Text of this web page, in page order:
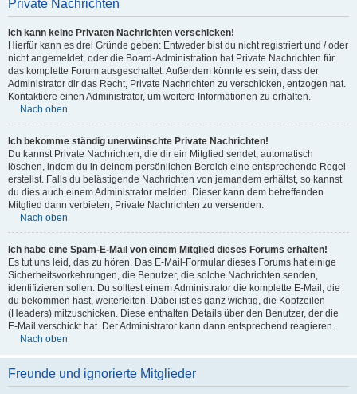
Private Nachrichten
Ich kann keine Privaten Nachrichten verschicken!
Hierfür kann es drei Gründe geben: Entweder bist du nicht registriert und / oder
nicht angemeldet, oder die Board-Administration hat Private Nachrichten für
das komplette Forum ausgeschaltet. Außerdem könnte es sein, dass der
Administrator dir das Recht, Private Nachrichten zu verschicken, entzogen hat.
Kontaktiere einen Administrator, um weitere Informationen zu erhalten.
Nach oben
Ich bekomme ständig unerwünschte Private Nachrichten!
Du kannst Private Nachrichten, die dir ein Mitglied sendet, automatisch
löschen, indem du in deinem persönlichen Bereich eine entsprechende Regel
erstellst. Falls du belästigende Nachrichten von jemandem erhältst, so kannst
du dies auch einem Administrator melden. Dieser kann dem betreffenden
Mitglied dann verbieten, Private Nachrichten zu versenden.
Nach oben
Ich habe eine Spam-E-Mail von einem Mitglied dieses Forums erhalten!
Es tut uns leid, das zu hören. Das E-Mail-Formular dieses Forums hat einige
Sicherheitsvorkehrungen, die Benutzer, die solche Nachrichten senden,
identifizieren sollen. Du solltest einem Administrator die komplette E-Mail, die
du bekommen hast, weiterleiten. Dabei ist es ganz wichtig, die Kopfzeilen
(Headers) mitzuschicken. Diese enthalten Details über den Benutzer, der die
E-Mail verschickt hat. Der Administrator kann dann entsprechend reagieren.
Nach oben
Freunde und ignorierte Mitglieder